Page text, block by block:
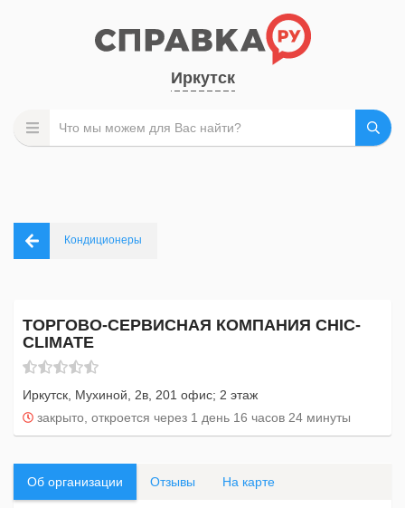
Иркутск
Кондиционеры
ТОРГОВО-СЕРВИСНАЯ КОМПАНИЯ CHIC-
CLIMATE
Иркутск, Мухиной, 2в, 201 офис; 2 этаж
закрыто, откроется через 1 день 16 часов 24 минуты
Об организации Отзывы На карте